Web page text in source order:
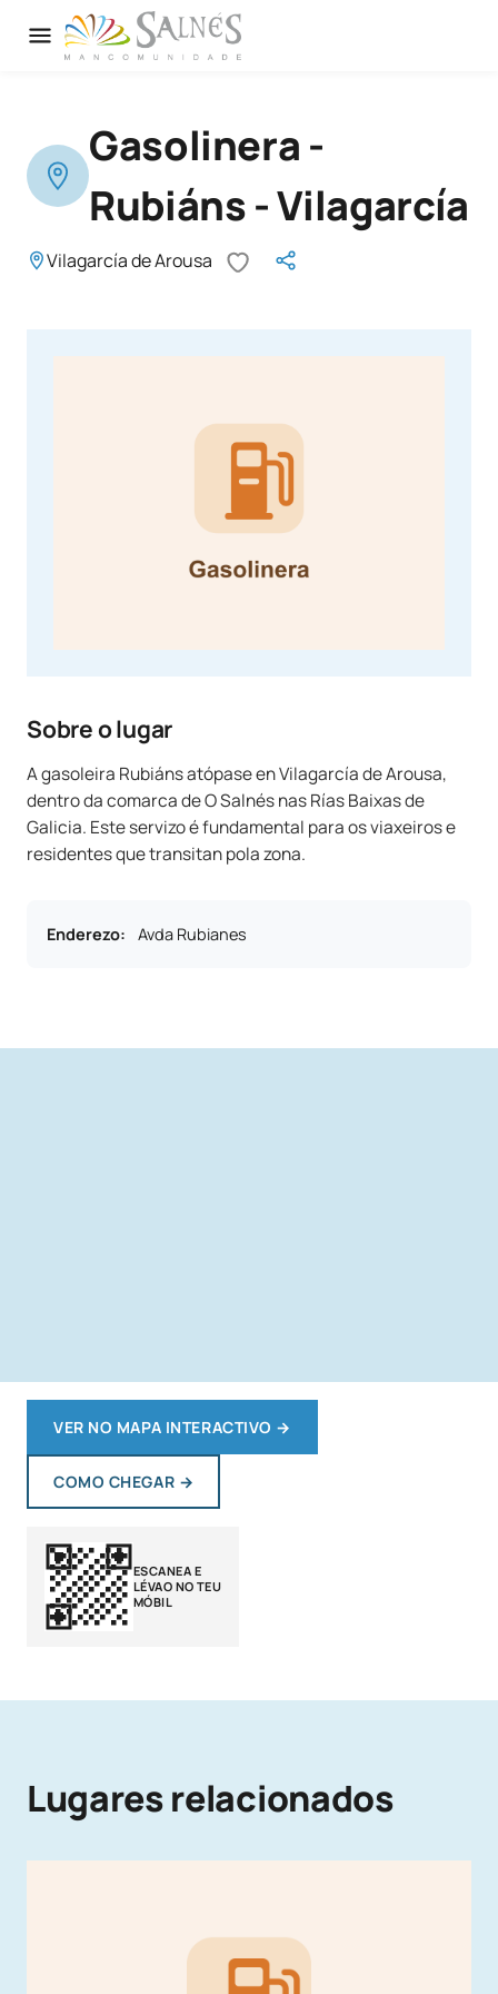
Gasolinera -
Rubiáns - Vilagarcía
Vilagarcía de Arousa
Sobre o lugar
A gasoleira Rubiáns atópase en Vilagarcía de Arousa,
dentro da comarca de O Salnés nas Rías Baixas de
Galicia. Este servizo é fundamental para os viaxeiros e
residentes que transitan pola zona.
Enderezo: Avda Rubianes
VER NO MAPA INTERACTIVO →
COMO CHEGAR →
ESCANEA E
LÉVAO NO TEU
MÓBIL
Lugares relacionados